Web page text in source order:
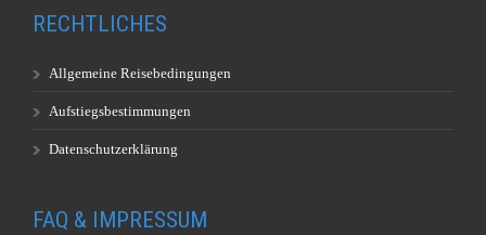
RECHTLICHES
Allgemeine Reisebedingungen
Aufstiegsbestimmungen
Datenschutzerklärung
FAQ & IMPRESSUM